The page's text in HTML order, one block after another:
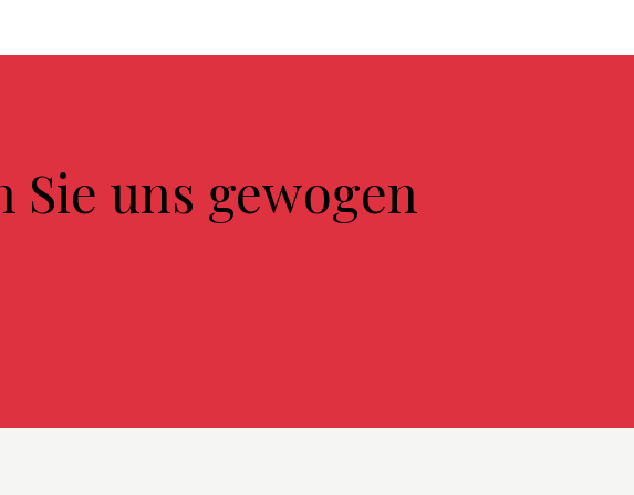
Sie uns gewogen